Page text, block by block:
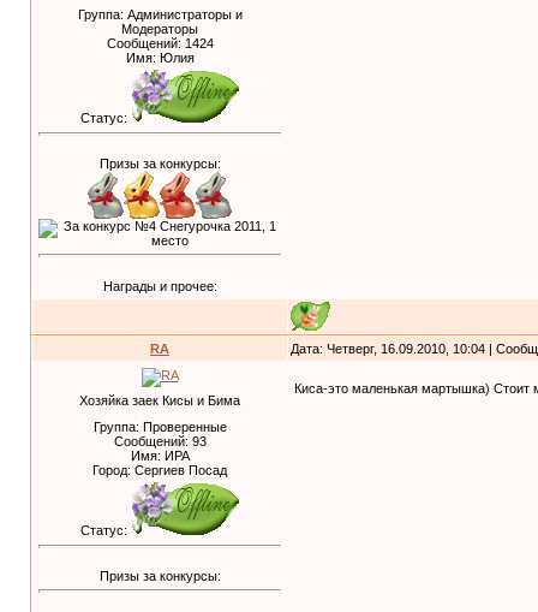
Группа: Администраторы и
Модераторы
Сообщений: 1424
Имя: Юлия
Статус:
Призы за конкурсы:
Награды и прочее:
RA Дата: Четверг, 16.09.2010, 10:04 |
Хозяйка заек Кисы и Бима
Группа: Проверенные
Сообщений: 93
Имя: ИРА
Город: Сергиев Посад
Статус:
Призы за конкурсы:
Киса-это маленькая мартышка) Стоит